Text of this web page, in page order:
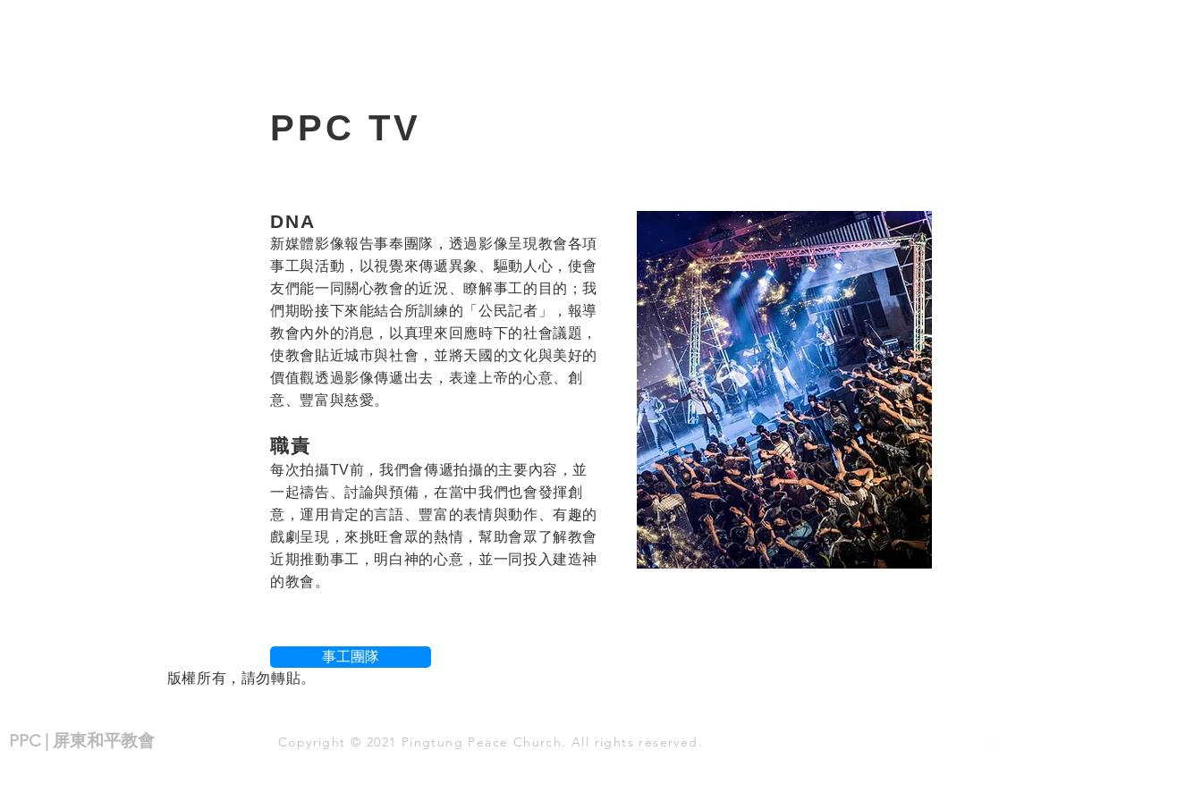
PPC TV
DNA
新媒體影像報告事奉團隊，透過影像呈現教會各項
事工與活動，以視覺來傳遞異象、驅動人心，使會
友們能一同關心教會的近況、瞭解事工的目的；我
們期盼接下來能結合所訓練的「公民記者」，報導
教會內外的消息，以真理來回應時下的社會議題，
使教會貼近城市與社會，並將天國的文化與美好的
價值觀透過影像傳遞出去，表達上帝的心意、創
意、豐富與慈愛。
職責
每次拍攝TV前，我們會傳遞拍攝的主要內容，並
一起禱告、討論與預備，在當中我們也會發揮創
意，運用肯定的言語、豐富的表情與動作、有趣的
戲劇呈現，來挑旺會眾的熱情，幫助會眾了解教會
近期推動事工，明白神的心意，並一同投入建造神
的教會。
事工團隊
PPC | 屏東和平教會
版權所有，請勿轉貼。
Copyright © 2021 Pingtung Peace Church. All rights reserved.